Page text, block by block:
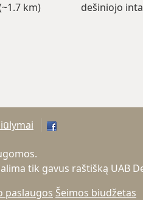
km)
dešiniojo
tik gavus raštišką UAB
paslaugos Šeimos biudžetas